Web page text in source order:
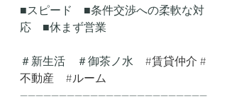
■スピード　■条件交渉への柔軟な対
応　■休まず営業
＃新生活　＃御茶ノ水 #賃貸仲介 #
不動産
#ルーム
------------------------------------------------